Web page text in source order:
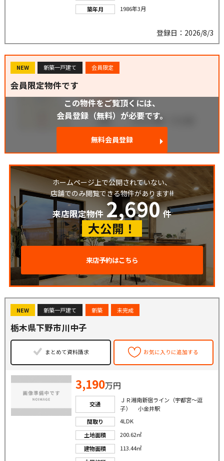
築年月 1986年3月
登録日：2026/8/3
NEW 新築一戸建て 会員限定
会員限定物件です
この物件をご覧頂くには、
会員登録（無料）が必要です。
無料会員登録
ホームページ上で公開されていない、
店舗でのみ閲覧できる物件があります!!
来店限定物件 2,690 件
大公開！
来店予約はこちら
NEW 新築一戸建て 新築 未完成
栃木県下野市川中子
まとめて資料請求 お気に入りに追加する
3,190万円
交通
ＪＲ湘南新宿ライン（宇都宮〜逗
子） 小金井駅
間取り
4LDK
土地面積
200.62㎡
建物面積
113.44㎡